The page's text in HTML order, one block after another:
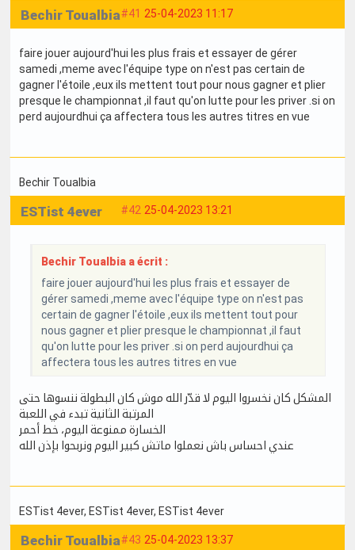
#41 25-04-2023 11:17
Bechir Toualbia
faire jouer aujourd'hui les plus frais et essayer de gérer
samedi ,meme avec l'équipe type on n'est pas certain de
gagner l'étoile ,eux ils mettent tout pour nous gagner et plier
presque le championnat ,il faut qu'on lutte pour les priver .si on
perd aujourdhui ça affectera tous les autres titres en vue
Bechir Toualbia
#42 25-04-2023 13:21
ESTist 4ever
Bechir Toualbia a écrit :
faire jouer aujourd'hui les plus frais et essayer de
gérer samedi ,meme avec l'équipe type on n'est pas
certain de gagner l'étoile ,eux ils mettent tout pour
nous gagner et plier presque le championnat ,il faut
qu'on lutte pour les priver .si on perd aujourdhui ça
affectera tous les autres titres en vue
المشكل كان نخسروا اليوم لا قدّر الله موش كان البطولة ننسوها حتى
المرتبة الثانية تبدء في اللعبة
الخسارة ممنوعة اليوم، خط أحمر
عندي احساس باش نعملوا ماتش كبير اليوم ونربحوا بإذن الله
ESTist 4ever, ESTist 4ever, ESTist 4ever
#43 25-04-2023 13:37
Bechir Toualbia